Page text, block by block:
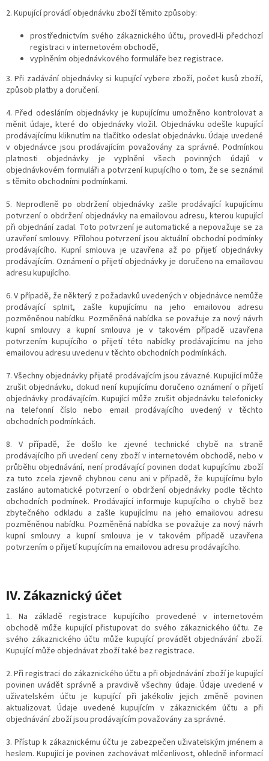
2. Kupující provádí objednávku zboží těmito způsoby:
prostřednictvím svého zákaznického účtu, provedl-li předchozí
registraci v internetovém obchodě,
vyplněním objednávkového formuláře bez registrace.
3. Při zadávání objednávky si kupující vybere zboží, počet kusů zboží,
způsob platby a doručení.
4. Před odesláním objednávky je kupujícímu umožněno kontrolovat a
měnit údaje, které do objednávky vložil. Objednávku odešle kupující
prodávajícímu kliknutím na tlačítko odeslat objednávku. Údaje uvedené
v objednávce jsou prodávajícím považovány za správné. Podmínkou
platnosti objednávky je vyplnění všech povinných údajů v
objednávkovém formuláři a potvrzení kupujícího o tom, že se seznámil
s těmito obchodními podmínkami.
5. Neprodleně po obdržení objednávky zašle prodávající kupujícímu
potvrzení o obdržení objednávky na emailovou adresu, kterou kupující
při objednání zadal. Toto potvrzení je automatické a nepovažuje se za
uzavření smlouvy. Přílohou potvrzení jsou aktuální obchodní podmínky
prodávajícího. Kupní smlouva je uzavřena až po přijetí objednávky
prodávajícím. Oznámení o přijetí objednávky je doručeno na emailovou
adresu kupujícího.
6. V případě, že některý z požadavků uvedených v objednávce nemůže
prodávající splnit, zašle kupujícímu na jeho emailovou adresu
pozměněnou nabídku. Pozměněná nabídka se považuje za nový návrh
kupní smlouvy a kupní smlouva je v takovém případě uzavřena
potvrzením kupujícího o přijetí této nabídky prodávajícímu na jeho
emailovou adresu uvedenu v těchto obchodních podmínkách.
7. Všechny objednávky přijaté prodávajícím jsou závazné. Kupující může
zrušit objednávku, dokud není kupujícímu doručeno oznámení o přijetí
objednávky prodávajícím. Kupující může zrušit objednávku telefonicky
na telefonní číslo nebo email prodávajícího uvedený v těchto
obchodních podmínkách.
8. V případě, že došlo ke zjevné technické chybě na straně
prodávajícího při uvedení ceny zboží v internetovém obchodě, nebo v
průběhu objednávání, není prodávající povinen dodat kupujícímu zboží
za tuto zcela zjevně chybnou cenu ani v případě, že kupujícímu bylo
zasláno automatické potvrzení o obdržení objednávky podle těchto
obchodních podmínek. Prodávající informuje kupujícího o chybě bez
zbytečného odkladu a zašle kupujícímu na jeho emailovou adresu
pozměněnou nabídku. Pozměněná nabídka se považuje za nový návrh
kupní smlouvy a kupní smlouva je v takovém případě uzavřena
potvrzením o přijetí kupujícím na emailovou adresu prodávajícího.
IV. Zákaznický účet
1. Na základě registrace kupujícího provedené v internetovém
obchodě může kupující přistupovat do svého zákaznického účtu. Ze
svého zákaznického účtu může kupující provádět objednávání zboží.
Kupující může objednávat zboží také bez registrace.
2. Při registraci do zákaznického účtu a při objednávání zboží je kupující
povinen uvádět správně a pravdivě všechny údaje. Údaje uvedené v
uživatelském účtu je kupující při jakékoliv jejich změně povinen
aktualizovat. Údaje uvedené kupujícím v zákaznickém účtu a při
objednávání zboží jsou prodávajícím považovány za správné.
3. Přístup k zákaznickému účtu je zabezpečen uživatelským jménem a
heslem. Kupující je povinen zachovávat mlčenlivost, ohledně informací